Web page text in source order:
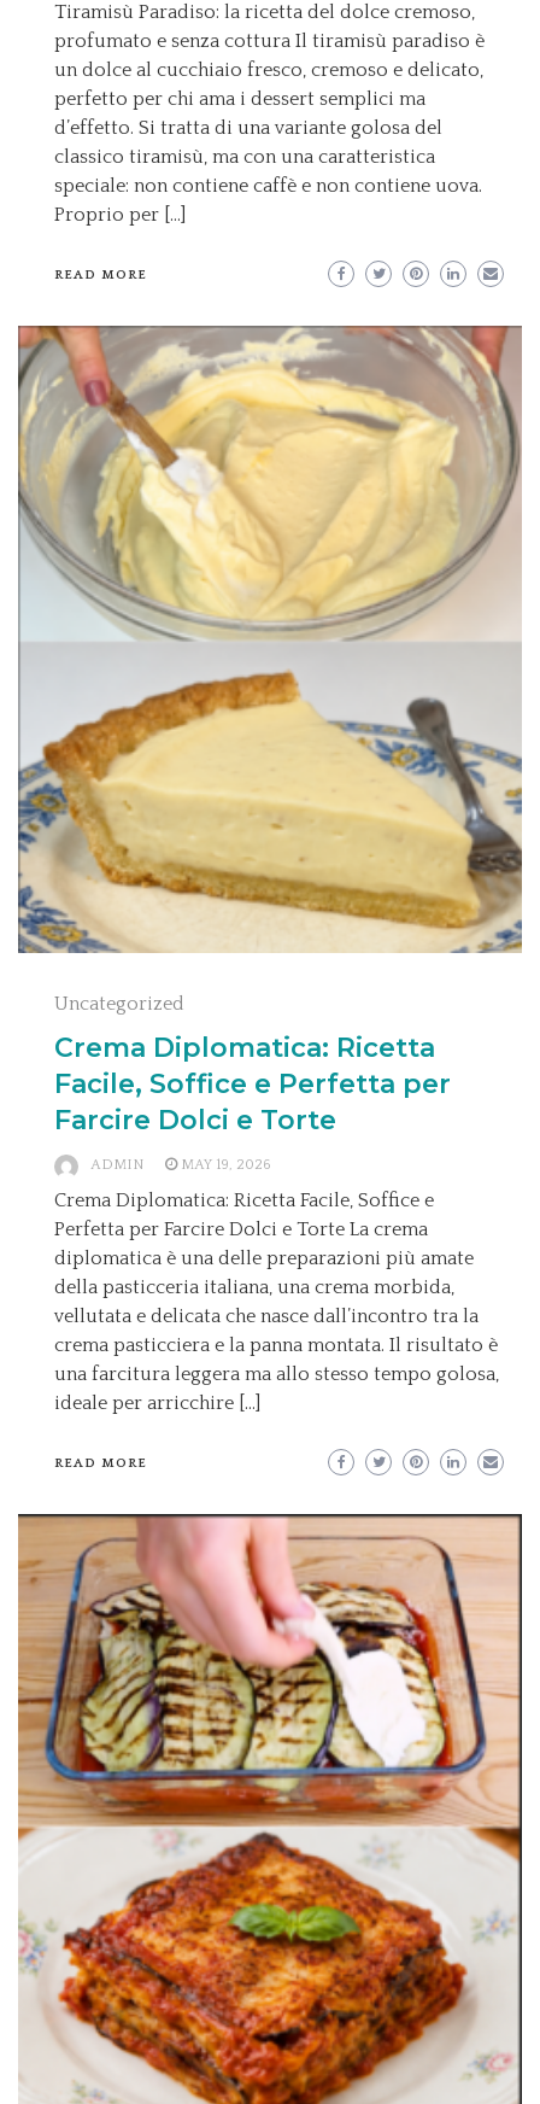
Tiramisù Paradiso: la ricetta del dolce cremoso,
profumato e senza cottura Il tiramisù paradiso è
un dolce al cucchiaio fresco, cremoso e delicato,
perfetto per chi ama i dessert semplici ma
d’effetto. Si tratta di una variante golosa del
classico tiramisù, ma con una caratteristica
speciale: non contiene caffè e non contiene uova.
Proprio per […]
READ MORE
Uncategorized
Crema Diplomatica: Ricetta
Facile, Soffice e Perfetta per
Farcire Dolci e Torte
ADMIN MAY 19, 2026
Crema Diplomatica: Ricetta Facile, Soffice e
Perfetta per Farcire Dolci e Torte La crema
diplomatica è una delle preparazioni più amate
della pasticceria italiana, una crema morbida,
vellutata e delicata che nasce dall’incontro tra la
crema pasticciera e la panna montata. Il risultato è
una farcitura leggera ma allo stesso tempo golosa,
ideale per arricchire […]
READ MORE